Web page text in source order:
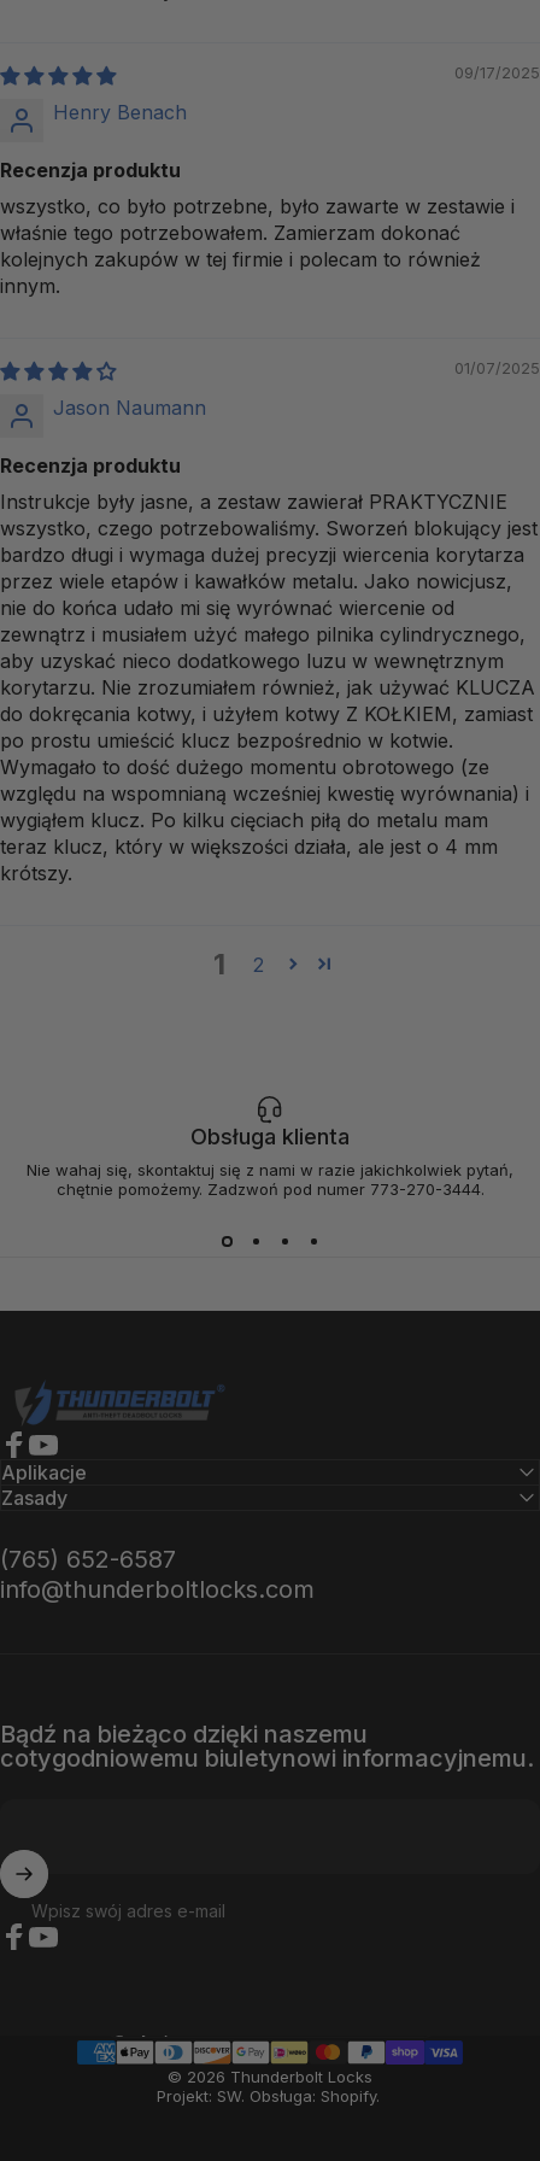
09/17/2025
Henry Benach
Recenzja produktu
wszystko, co było potrzebne, było zawarte w zestawie i
właśnie tego potrzebowałem. Zamierzam dokonać
kolejnych zakupów w tej firmie i polecam to również
innym.
01/07/2025
Jason Naumann
Recenzja produktu
Instrukcje były jasne, a zestaw zawierał PRAKTYCZNIE
wszystko, czego potrzebowaliśmy. Sworzeń blokujący jest
bardzo długi i wymaga dużej precyzji wiercenia korytarza
przez wiele etapów i kawałków metalu. Jako nowicjusz,
nie do końca udało mi się wyrównać wiercenie od
zewnątrz i musiałem użyć małego pilnika cylindrycznego,
aby uzyskać nieco dodatkowego luzu w wewnętrznym
korytarzu. Nie zrozumiałem również, jak używać KLUCZA
do dokręcania kotwy, i użyłem kotwy Z KOŁKIEM, zamiast
po prostu umieścić klucz bezpośrednio w kotwie.
Wymagało to dość dużego momentu obrotowego (ze
względu na wspomnianą wcześniej kwestię wyrównania) i
wygiąłem klucz. Po kilku cięciach piłą do metalu mam
teraz klucz, który w większości działa, ale jest o 4 mm
krótszy.
1 2
Obsługa klienta
Nie wahaj się, skontaktuj się z nami w razie jakichkolwiek pytań,
chętnie pomożemy. Zadzwoń pod numer 773-270-3444.
Zamki Thunderbolt
Facebook
YouTube
Aplikacje
Zasady
(765) 652-6587
info@thunderboltlocks.com
Bądź na bieżąco dzięki naszemu
cotygodniowemu biuletynowi informacyjnemu.
Wpisz swój adres e-mail
© 2026 Thunderbolt Locks
Projekt: SW. Obsługa: Shopify.
Kraj/region